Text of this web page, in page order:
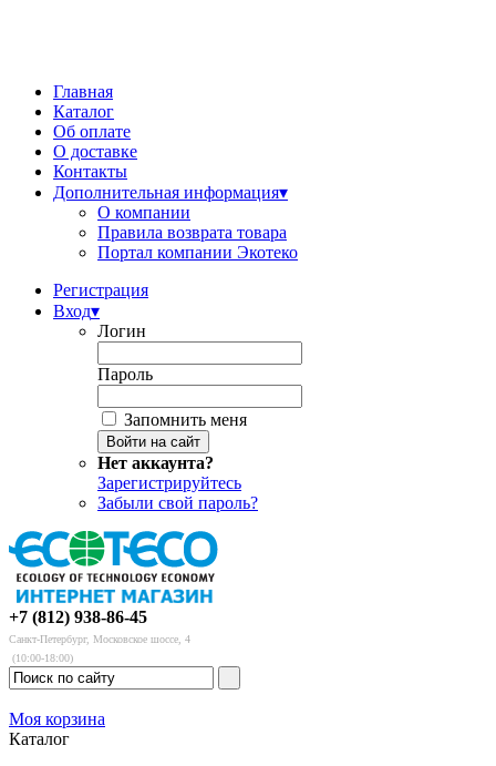
Главная
Каталог
Об оплате
О доставке
Контакты
Дополнительная информация▾
О компании
Правила возврата товара
Портал компании Экотеко
Регистрация
Вход▾
Логин
Пароль
Запомнить меня
Нет аккаунта?
Зарегистрируйтесь
Забыли свой пароль?
+7 (812) 938-86-45
Санкт-Петербург, Московское шоссе, 4
(10:00-18:00)
Моя корзина
Каталог